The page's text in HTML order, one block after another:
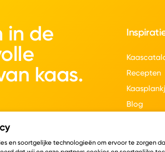
in de
kaas.
Recepten
Blog
en soortgelijke technologieën om ervoor te zorgen